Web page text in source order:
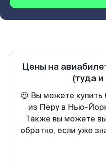
Цены на
(туда
😍 Вы можете купить
из Перу в Нью-
Также вы можете
обратно, если уже